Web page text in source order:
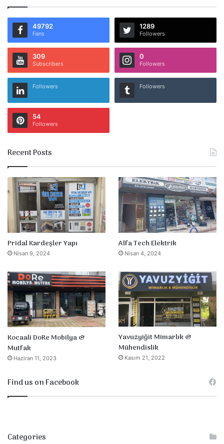
49792
Fans
1289
Followers
309
Subscribers
0
Followers
Followers Followers
54
Followers
Recent Posts
Pridal Kardeşler Yapı
Nisan 9, 2024
Alfa Tech Elektrik
Nisan 4, 2024
Kocaali DoRe Mobilya &
Mutfak
Haziran 11, 2023
Yavuzyiğit Mimarlık &
Mühendislik
Kasım 21, 2022
Find us on Facebook
Categories